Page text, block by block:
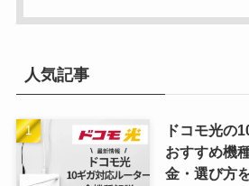
人気記事
ドコモ光の
おすすめ機
金・選び方